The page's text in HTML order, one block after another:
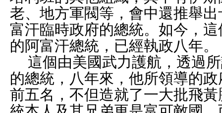
老、地方軍閥等，會中還推舉
富汗臨時政府的總統。如今，
的阿富汗總統，已經執政八年。
這個由美國武力護航，透過
的總統，八年來，他所領導的
前五名，不但造就了一大批飛